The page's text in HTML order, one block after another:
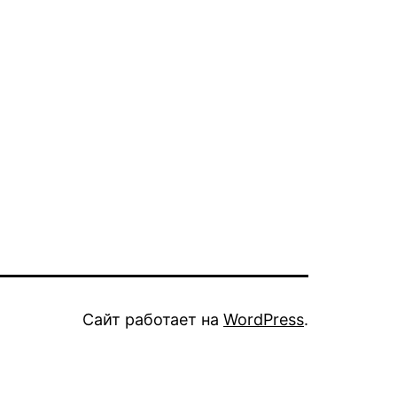
Сайт работает на WordPress.